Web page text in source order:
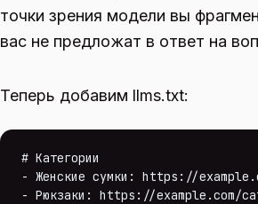
точки зрения модели вы
вас не предложат в ответ на
Теперь добавим llms.txt:
# Категории
- Женские сумки: https://
- Рюкзаки: https://example.com/